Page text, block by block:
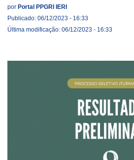
por Portal PPGRI IERI
Publicado: 06/12/2023 - 16:33
Última modificação: 06/12/2023 - 16:33